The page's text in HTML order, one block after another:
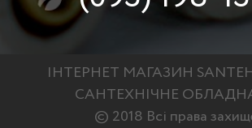
ІНТЕРНЕТ МАГАЗИН
САНТЕХНІЧНЕ
© 2018 Всі права